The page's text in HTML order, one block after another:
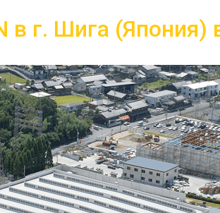
в г. Шига